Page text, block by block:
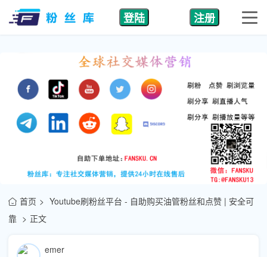
登陆 注册
首页
Youtube刷粉丝平台 - 自助购买油管粉丝和点赞 | 安全可
靠
正文
emer